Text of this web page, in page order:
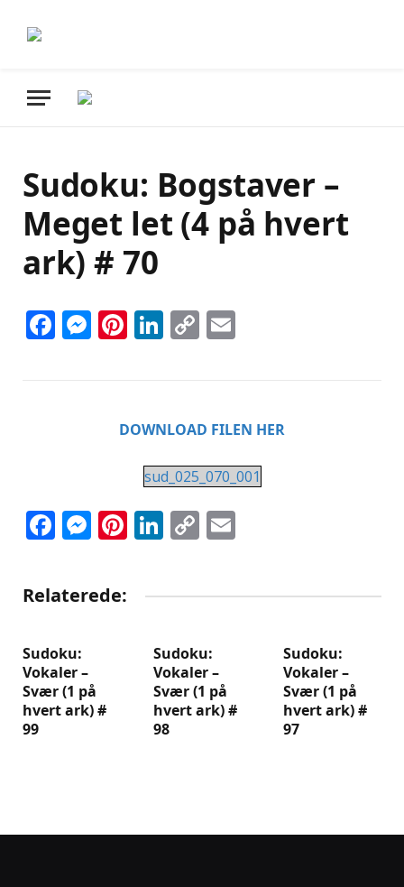
Sudoku: Bogstaver –
Meget let (4 på hvert
ark) # 70
Facebook
Messenger
Pinterest
LinkedIn
Copy
DOWNLOAD FILEN HER
sud_025_070_001
Facebook
Messenger
Pinterest
LinkedIn
Copy
Relaterede:
Sudoku:
Vokaler –
Svær (1 på
hvert ark) #
99
Sudoku:
Vokaler –
Svær (1 på
hvert ark) #
98
Sudoku:
Vokaler –
Svær (1 på
hvert ark) #
97